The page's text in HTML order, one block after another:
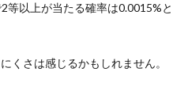
等以上が当たる確率は0.0015%と
くさは感じるかもしれません。